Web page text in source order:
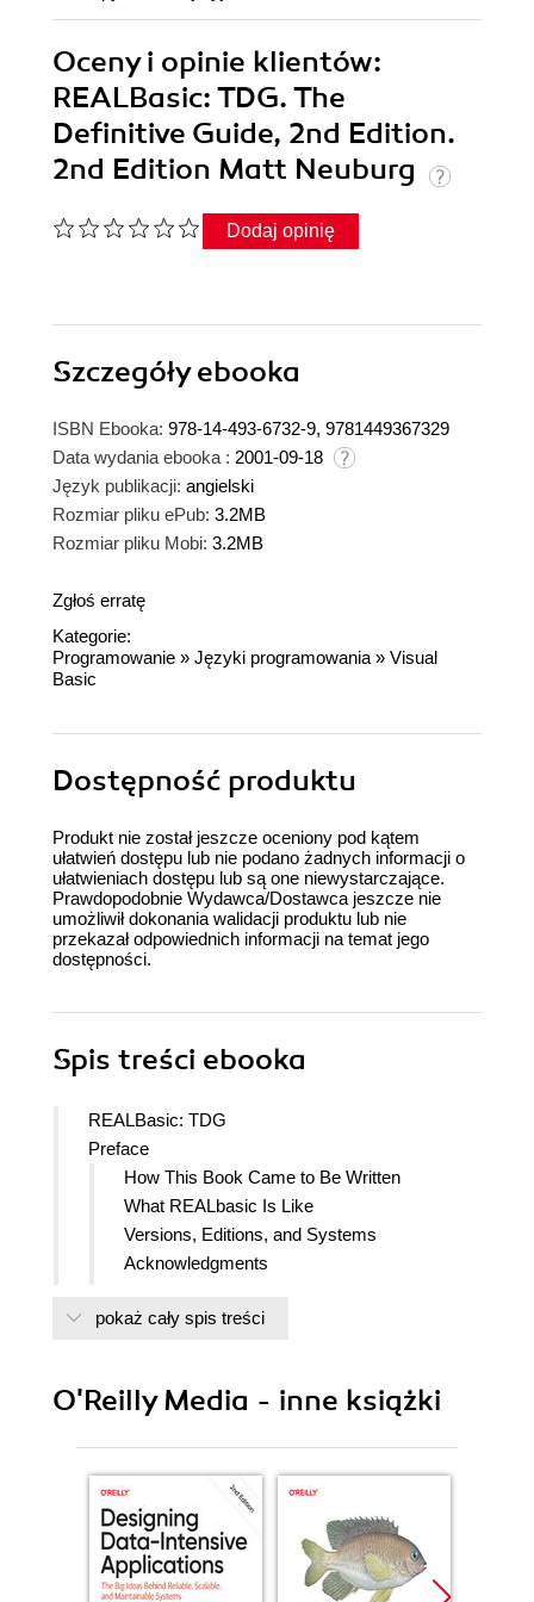
Oceny i opinie klientów:
REALBasic: TDG. The
Definitive Guide, 2nd Edition.
2nd Edition Matt Neuburg
Dodaj opinię
Szczegółyebooka
ISBN Ebooka: 978-14-493-6732-9, 9781449367329
Data wydania ebooka : 2001-09-18
Język publikacji: angielski
Rozmiar pliku ePub: 3.2MB
Rozmiar pliku Mobi: 3.2MB
Zgłoś erratę
Kategorie:
Programowanie » Języki programowania » Visual
Basic
Dostępność produktu
Produkt nie został jeszcze oceniony pod kątem
ułatwień dostępu lub nie podano żadnych informacji o
ułatwieniach dostępu lub są one niewystarczające.
Prawdopodobnie Wydawca/Dostawca jeszcze nie
umożliwił dokonania walidacji produktu lub nie
przekazał odpowiednich informacji na temat jego
dostępności.
Spis treści ebooka
REALBasic: TDG
Preface
How This Book Came to Be Written
What REALbasic Is Like
Versions, Editions, and Systems
Acknowledgments
Conventions
1. The Workspace
Project Components
External and Imported Components
Folders
Editing Windows
pokaż cały spis treści
O'Reilly Media - inne książki